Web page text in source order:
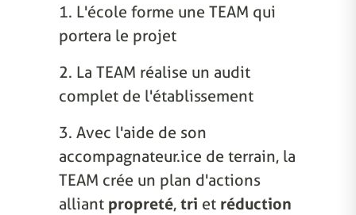
1. L'école forme une TEAM qui
portera le projet
2. La TEAM réalise un audit
complet de l'établissement
3. Avec l'aide de son
accompagnateur.ice de terrain, la
TEAM crée un plan d'actions
alliant propreté, tri et réduction